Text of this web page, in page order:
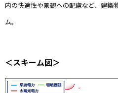
内の快適性や景観への配慮など、建築
ム。
＜スキーム図＞